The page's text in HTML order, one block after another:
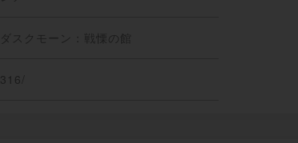
ダスクモーン：戦慄の館
316/